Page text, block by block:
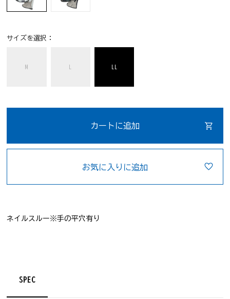
サイズを選択：
M
カートに追加
お気に入りに追加
ネイルスルー※手の平穴有り
SPEC